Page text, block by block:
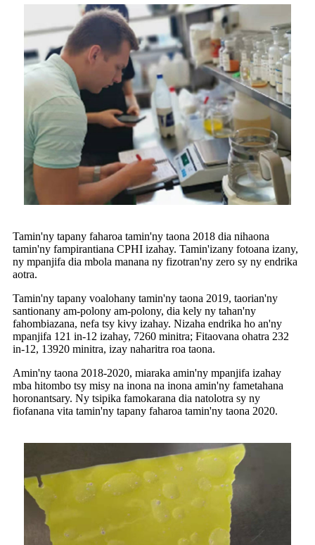
Tamin'ny tapany faharoa tamin'ny taona 2018 dia nihaona
tamin'ny fampirantiana CPHI izahay. Tamin'izany fotoana izany,
ny mpanjifa dia mbola manana ny fizotran'ny zero sy ny endrika
aotra.
Tamin'ny tapany voalohany tamin'ny taona 2019, taorian'ny
santionany am-polony am-polony, dia kely ny tahan'ny
fahombiazana, nefa tsy kivy izahay. Nizaha endrika ho an'ny
mpanjifa 121 in-12 izahay, 7260 minitra; Fitaovana ohatra 232
in-12, 13920 minitra, izay naharitra roa taona.
Amin'ny taona 2018-2020, miaraka amin'ny mpanjifa izahay
mba hitombo tsy misy na inona na inona amin'ny fametahana
horonantsary. Ny tsipika famokarana dia natolotra sy ny
fiofanana vita tamin'ny tapany faharoa tamin'ny taona 2020.